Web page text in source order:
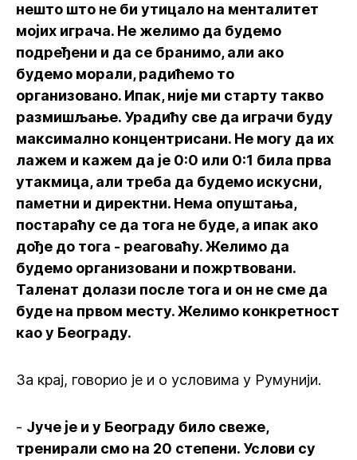
нешто што не би утицало на менталитет
мојих играча. Не желимо да будемо
подређени и да се бранимо, али ако
будемо морали, радићемо то
организовано. Ипак, није ми старту такво
размишљање. Урадићу све да играчи буду
максимално концентрисани. Не могу да их
лажем и кажем да је 0:0 или 0:1 била прва
утакмица, али треба да будемо искусни,
паметни и директни. Нема опуштања,
постараћу се да тога не буде, а ипак ако
дође до тога - реаговаћу. Желимо да
будемо организовани и пожртвовани.
Таленат долази после тога и он не сме да
буде на првом месту. Желимо конкретност
као у Београду.
За крај, говорио је и о условима у Румунији.
- Јуче је и у Београду било свеже,
тренирали смо на 20 степени. Услови су